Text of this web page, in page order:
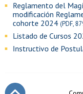
Reglamento del
modificación
cohorte 2024 (PDF,
Listado de Cursos
Instructivo de